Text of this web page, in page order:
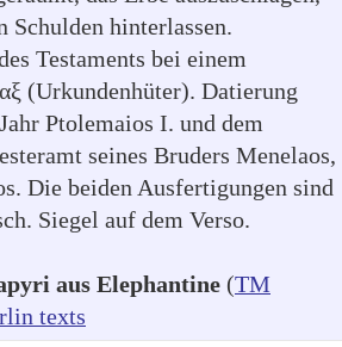
Schulden hinterlassen.
Testaments bei einem
(Urkundenhüter). Datierung
Ptolemaios I. und dem
seines Bruders Menelaos,
Die beiden Ausfertigungen sind
Siegel auf dem Verso.
aus Elephantine (TM
texts